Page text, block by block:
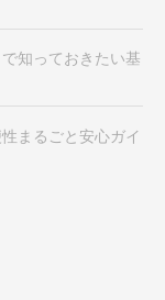
知っておきたい基
まるごと安心ガイ